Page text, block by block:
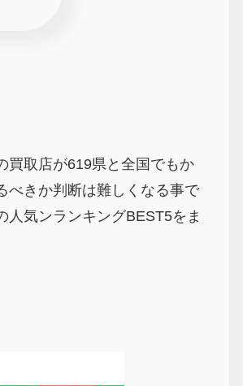
買取店が619県と全国でもか
べきか判断は難しくなる事で
人気ンランキングBEST5をま